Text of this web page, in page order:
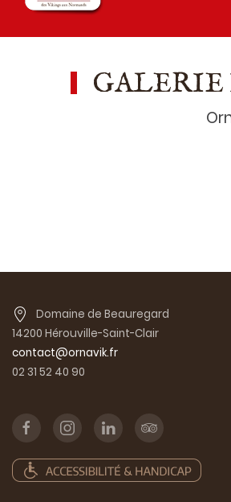
GALERIE
Domaine de Beauregard
14200 Hérouville-Saint-Clair
contact@ornavik.fr
02 31 52 40 90